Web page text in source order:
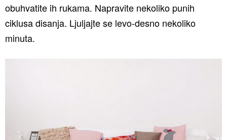
obuhvatite ih rukama. Napravite nekoliko punih
ciklusa disanja. Ljuljajte se levo-desno nekoliko
minuta.